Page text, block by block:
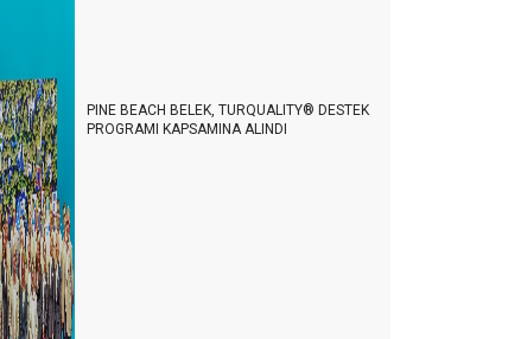
PINE BEACH BELEK, TURQUALITY® DESTEK
PROGRAMI KAPSAMINA ALINDI